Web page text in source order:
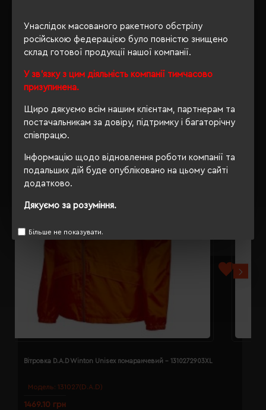
Унаслідок масованого ракетного обстрілу
російською федерацією було повністю знищено
склад готової продукції нашої компанії.
У зв'язку з цим діяльність компанії тимчасово
призупинена.
Щиро дякуємо всім нашим клієнтам, партнерам та
постачальникам за довіру, підтримку і багаторічну
співпрацю.
Інформацію щодо відновлення роботи компанії та
подальших дій буде опубліковано на цьому сайті
додатково.
Дякуємо за розуміння.
Більше не показувати.
ВІДГУКИ
Модель: 131027(D.A.D)
Вітровка D.A.D Winton Unisex помаранчевий - 1310272903XL
1469.10 грн